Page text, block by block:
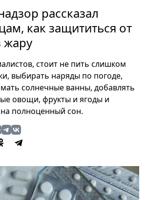
рассказал
как защититься от
жару
стоит не пить слишком
выбирать наряды по погоде,
солнечные ванны, добавлять
овощи, фрукты и ягоды и
полноценный сон.